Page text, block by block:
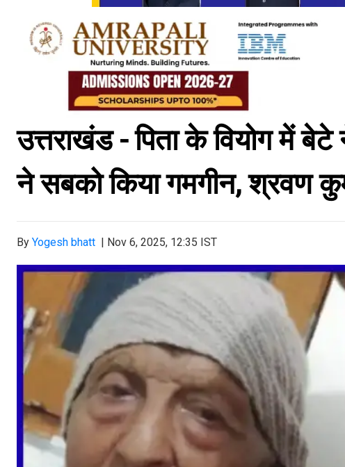
उत्तराखंड - पिता के वियोग में
ने सबको किया गमगीन, श्रवण
By Yogesh bhatt | Nov 6, 2025, 12:35 IST